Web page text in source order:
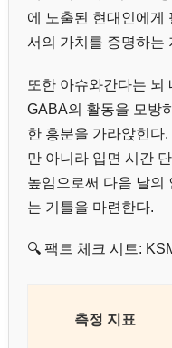
에 노출된 현대인에게
서의 가치를 증명하는
또한 아슈와간다는 뇌
GABA의 활동을 모방
한 흥분을 가라앉힌다
만 아니라 입면 시간
높임으로써 다음 날의
는 기틀을 마련한다.
🔍 팩트 체크 시트:
측정 지표